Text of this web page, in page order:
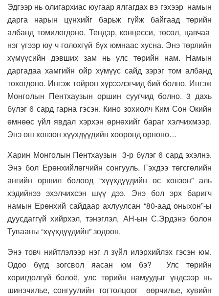
Эдгээр нь олигархиас юугаар ялгагдах вэ гэхээр намын
дарга нарын цүнхийг барьж гүйж байгаад төрийн
албанд томилогдоно. Тендэр, концесси, төсөл, цавчаа
нэг үгээр юу ч голохгүй бүх юмнаас хусна. Энэ төрлийн
хүмүүсийн дэвших зам нь улс төрийн нам. Намын
даргадаа хамгийн ойр хүмүүс сайд зэрэг том албанд
тохогдоно. Ингэж тойрон хүрээлэгчид бий болно. Ингэж
Монголын Пентхаузын оршин суугчид болно. 3 дахь
бүлэг 6 сард гарна гэсэн. Кино зохиолч Ким Сон Окийн
өмнөөс үйл явдал хэрхэн өрнөхийг бараг хэлчихмээр.
Энэ өш хонзон хүүхдүүдийн хооронд өрнөнө…
Харин Монголын Пентхаузын 3-р бүлэг 6 сард эхэлнэ.
Энэ бол Ерөнхийлөгчийн сонгууль. Гэхдээ төгсгөлийн
ангийн оршил болоод “хүүхдүүдийн өс хонзон” аль
хэдийнээ эхэлчихсэн шүү дээ. Энэ бол эрх баригч
намын Ерөнхий сайдаар ахлуулсан “80-аад оныхон”-ы
дуусдаггүй хийрхэл, тэнэглэл, АН-ын С.Эрдэнэ болон
Тувааны “хүүхдүүдийн” зодоон.
Энэ товч нийтлэлээр нэг л зүйл илэрхийлэх гэсэн юм.
Одоо бүгд зогсвол яасан юм бэ? Улс төрийн
хоригдолгүй болоё, улс төрийн намуудыг үндсээр нь
шинэчилье, сонгуулийн тогтолцоог өөрчилье, хувийн